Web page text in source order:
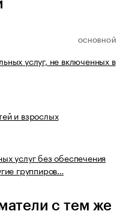
ОСНОВНОЙ
услуг, не включенных в
и взрослых
услуг без обеспечения
группиров…
с тем же